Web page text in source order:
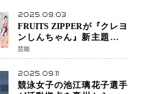
ハースとは！？
2025.09.03
FRUITS ZIPPERが『クレヨ
ンしんちゃん』新主題歌を
担当
芸能
2025.09.11
競泳女子の池江璃花子選手